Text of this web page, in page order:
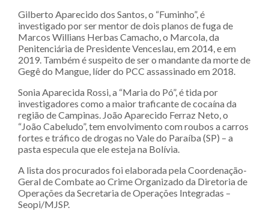
Gilberto Aparecido dos Santos, o “Fuminho”, é
investigado por ser mentor de dois planos de fuga de
Marcos Willians Herbas Camacho, o Marcola, da
Penitenciária de Presidente Venceslau, em 2014, e em
2019. Também é suspeito de ser o mandante da morte de
Gegê do Mangue, líder do PCC assassinado em 2018.
Sonia Aparecida Rossi, a “Maria do Pó”, é tida por
investigadores como a maior traficante de cocaína da
região de Campinas. João Aparecido Ferraz Neto, o
“João Cabeludo”, tem envolvimento com roubos a carros
fortes e tráfico de drogas no Vale do Paraíba (SP) – a
pasta especula que ele esteja na Bolívia.
A lista dos procurados foi elaborada pela Coordenação-
Geral de Combate ao Crime Organizado da Diretoria de
Operações da Secretaria de Operações Integradas –
Seopi/MJSP.